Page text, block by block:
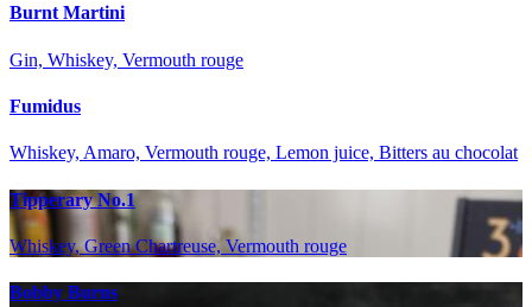
Burnt Martini
Gin, Whiskey, Vermouth rouge
Fumidus
Whiskey, Amaro, Vermouth rouge, Lemon juice, Bitters au chocolat
Tipperary No.1
Whiskey, Green Chartreuse, Vermouth rouge
Bobby Burns